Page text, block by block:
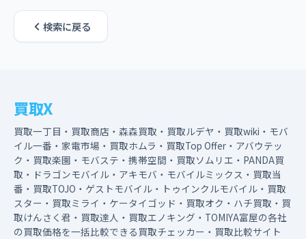
検索に戻る
買取X
買取一丁目・買取商店・森森買取・買取ルデヤ・買取wiki・モバ
イル一番・家電市場・買取ホムラ・買取Top Offer・アバウテッ
ク・買取楽園・モバステ・携帯空間・買取ソムリエ・PANDA買
取・ドラゴンモバイル・アキモバ・モバイルミックス・買取当
番・買取TOJO・ゲストモバイル・トゥインクルモバイル・買取
スター・買取ミライ・ケータイゴッド・買取オク・ハチ買取・買
取けんさく君・買取達人・買取エノキング・TOMIYA富屋の各社
の買取価格を一括比較できる買取チェッカー・買取比較サイト